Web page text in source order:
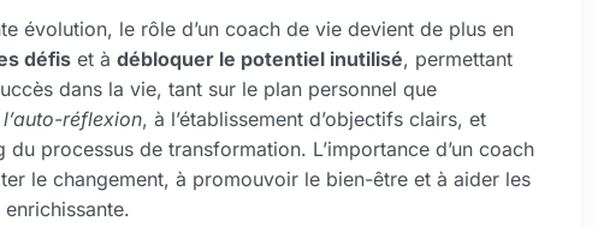
évolution, le rôle d’un coach de vie devient de plus en
défis et à débloquer le potentiel inutilisé, permettant
dans la vie, tant sur le plan personnel que
l’auto-réflexion, à l’établissement d’objectifs clairs, et
processus de transformation. L’importance d’un coach
le changement, à promouvoir le bien-être et à aider les